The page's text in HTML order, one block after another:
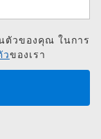
ตัวของคุณ ในการ
ของเรา